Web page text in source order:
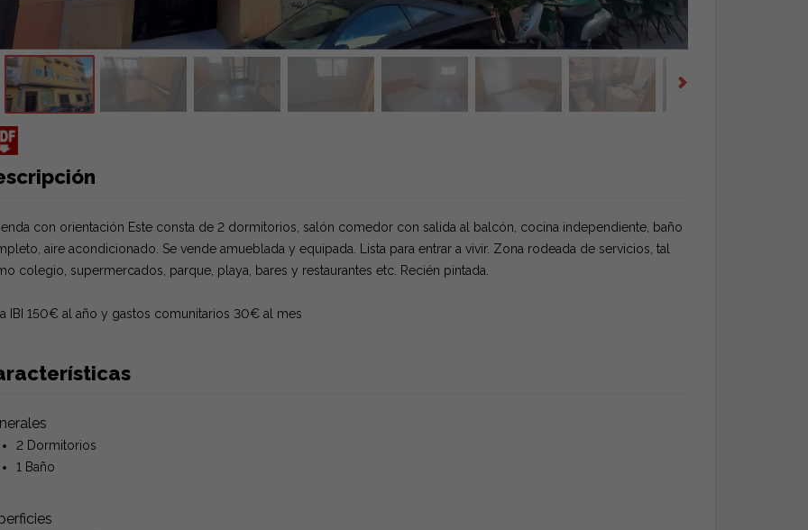
con orientación Este consta de 2 dormitorios, salón comedor con salida al balcón, cocina independiente, baño
aire acondicionado. Se vende amueblada y equipada. Lista para entrar a vivir. Zona rodeada de servicios, tal
colegio, supermercados, parque, playa, bares y restaurantes etc. Recién pintada.
IBI 150€ al año y gastos comunitarios 30€ al mes
2 Dormitorios
1 Baño